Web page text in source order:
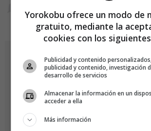
Yorokobu ofrece un modo de
gratuito, mediante la
cookies con los
Publicidad y contenido
publicidad y contenido, investigación
desarrollo de servicios
Almacenar la información en un
acceder a ella
Más información